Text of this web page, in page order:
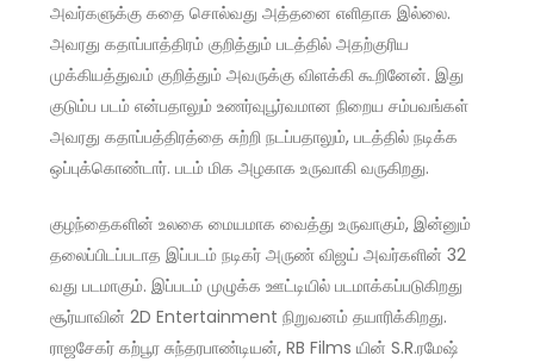
அவர்களுக்கு கதை சொல்வது அத்தனை எளிதாக இல்லை.
அவரது கதாப்பாத்திரம் குறித்தும் படத்தில் அதற்குரிய
முக்கியத்துவம் குறித்தும் அவருக்கு விளக்கி கூறினேன். இது
குடும்ப படம் என்பதாலும் உணர்வுபூர்வமான நிறைய சம்பவங்கள்
அவரது கதாப்பத்திரத்தை சுற்றி நடப்பதாலும், படத்தில் நடிக்க
ஒப்புக்கொண்டார். படம் மிக அழகாக உருவாகி வருகிறது.
குழந்தைகளின் உலகை மையமாக வைத்து உருவாகும், இன்னும்
தலைப்பிடப்படாத இப்படம் நடிகர் அருண் விஜய் அவர்களின் 32
வது படமாகும். இப்படம் முழுக்க ஊட்டியில் படமாக்கப்படுகிறது
சூர்யாவின் 2D Entertainment நிறுவனம் தயாரிக்கிறது.
ராஜசேகர் கற்பூர சுந்தரபாண்டியன், RB Films யின் S.R.ரமேஷ்